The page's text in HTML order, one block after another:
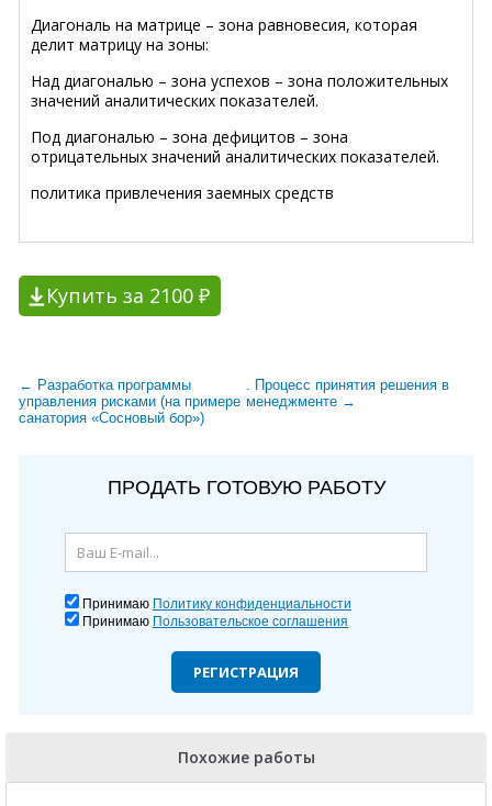
Диагональ на матрице – зона равновесия, которая
делит матрицу на зоны:
Над диагональю – зона успехов – зона положительных
значений аналитических показателей.
Под диагональю – зона дефицитов – зона
отрицательных значений аналитических показателей.
политика привлечения заемных средств
Купить за 2100 ₽
← Разработка программы
управления рисками (на примере
санатория «Сосновый бор»)
. Процесс принятия решения в
менеджменте →
ПРОДАТЬ ГОТОВУЮ РАБОТУ
Принимаю Политику конфиденциальности
Принимаю Пользовательское соглашения
РЕГИСТРАЦИЯ
Похожие работы